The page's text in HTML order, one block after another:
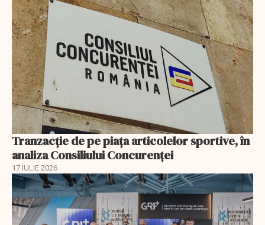
Tranzacție de pe piața articolelor sportive, în
analiza Consiliului Concurenţei
17 IULIE 2026